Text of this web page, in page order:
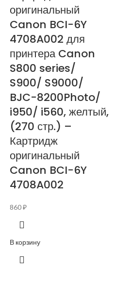
оригинальный
Canon BCI-6Y
4708A002 для
принтера Canon
S800 series/
S900/ S9000/
BJC-8200Photo/
i950/ i560, желтый,
(270 стр.) –
Картридж
оригинальный
Canon BCI-6Y
4708A002
860₽
В корзину